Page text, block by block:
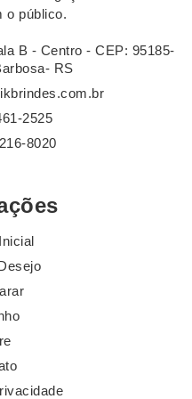
o público.
B - Centro - CEP: 95185-
RS
2525
8020